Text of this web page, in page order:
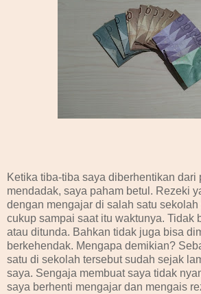
Ketika tiba-tiba saya diberhentikan dari
mendadak, saya paham betul. Rezeki
dengan mengajar di salah satu
cukup sampai saat itu waktunya. Tidak
atau ditunda. Bahkan tidak juga bisa
berkehendak. Mengapa demikian?
satu di sekolah tersebut sudah sejak
saya. Sengaja membuat saya tidak
saya berhenti mengajar dan mengais